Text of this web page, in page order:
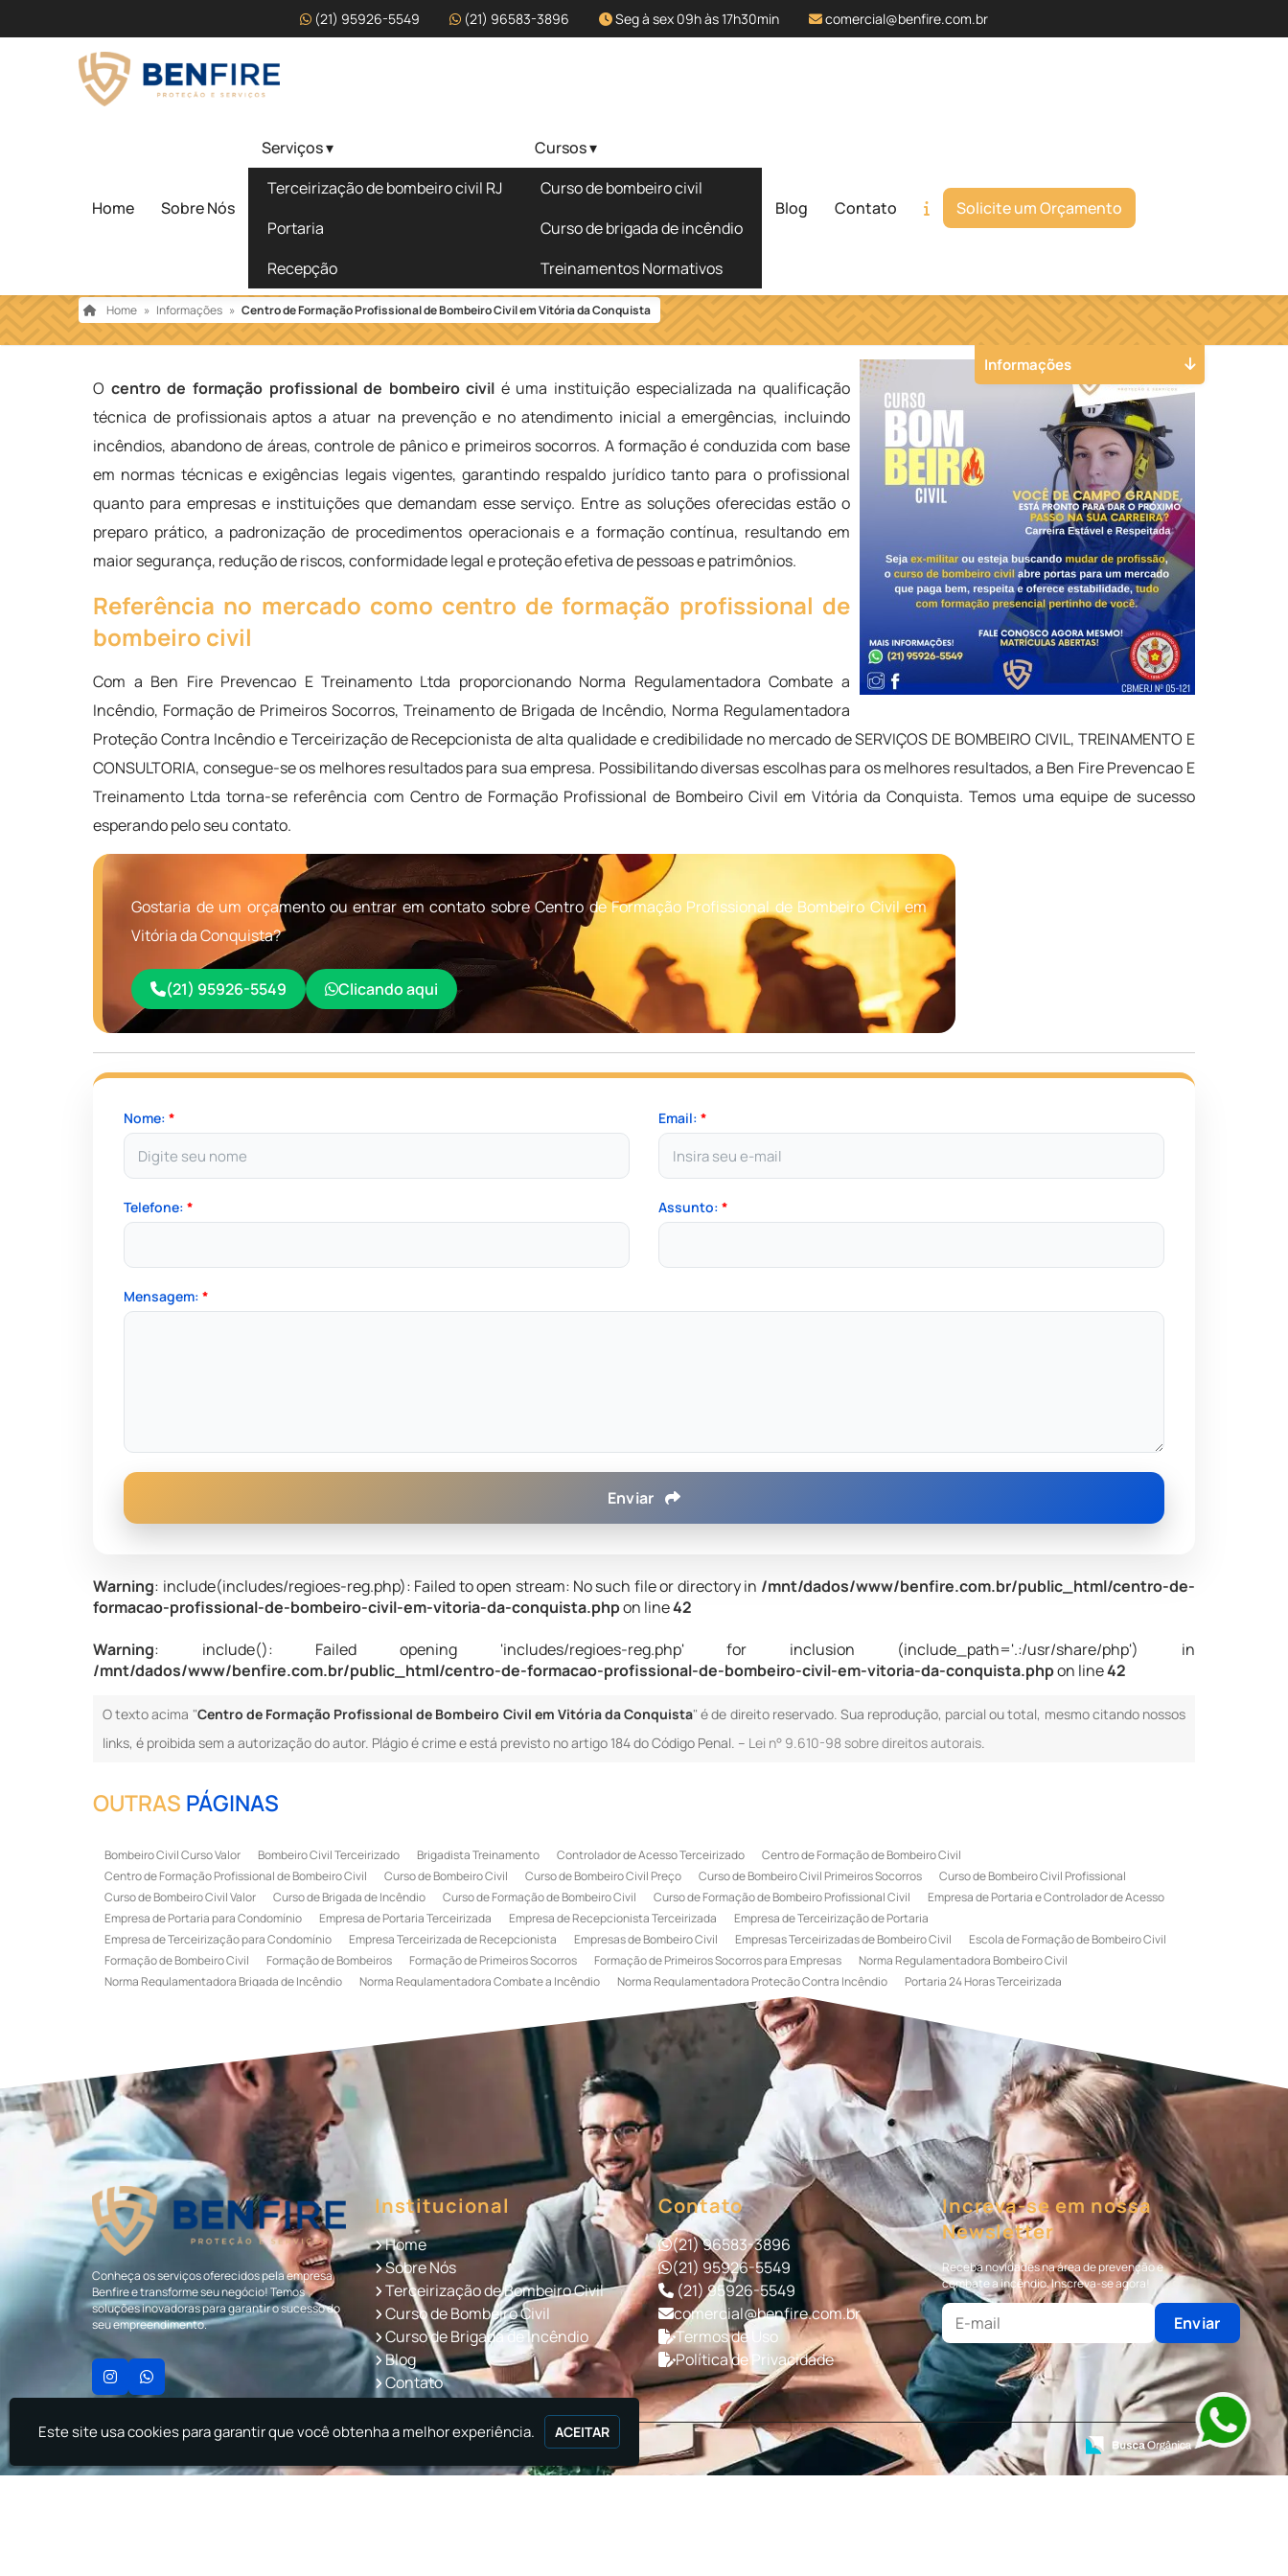
(21) 95926-5549 (21) 96583-3896 Seg à sex 09h às 17h30min comercial@benfire.com.br
Home Sobre Nós
Serviços ▾
Terceirização de bombeiro civil RJ
Portaria
Recepção
Cursos ▾
Curso de bombeiro civil
Curso de brigada de incêndio
Treinamentos Normativos
Blog Contato Solicite um Orçamento
Centro de Formação Profissional de
Bombeiro Civil em Vitória da
Home » Informações » Centro de Formação Profissional de Bombeiro Civil em Vitória da Conquista
O centro de formação profissional de bombeiro civil é uma instituição especializada na qualificação
técnica de profissionais aptos a atuar na prevenção e no atendimento inicial a emergências, incluindo
incêndios, abandono de áreas, controle de pânico e primeiros socorros. A formação é conduzida com base
em normas técnicas e exigências legais vigentes, garantindo respaldo jurídico tanto para o profissional
quanto para empresas e instituições que demandam esse serviço. Entre as soluções oferecidas estão o
preparo prático, a padronização de procedimentos operacionais e a formação contínua, resultando em
maior segurança, redução de riscos, conformidade legal e proteção efetiva de pessoas e patrimônios.
Referência no mercado como centro de formação profissional de
bombeiro civil
Com a Ben Fire Prevencao E Treinamento Ltda proporcionando Norma Regulamentadora Combate a
Incêndio, Formação de Primeiros Socorros, Treinamento de Brigada de Incêndio, Norma Regulamentadora
Proteção Contra Incêndio e Terceirização de Recepcionista de alta qualidade e credibilidade no mercado de SERVIÇOS DE BOMBEIRO CIVIL, TREINAMENTO E
CONSULTORIA, consegue-se os melhores resultados para sua empresa. Possibilitando diversas escolhas para os melhores resultados, a Ben Fire Prevencao E
Treinamento Ltda torna-se referência com Centro de Formação Profissional de Bombeiro Civil em Vitória da Conquista. Temos uma equipe de sucesso
esperando pelo seu contato.
Gostaria de um orçamento ou entrar em contato sobre Centro de Formação Profissional de Bombeiro Civil em
Vitória da Conquista?
(21) 95926-5549 Clicando aqui
Nome:* Email: *
Telefone:* Assunto: *
Mensagem:*
Enviar
Warning: include(includes/regioes-reg.php): Failed to open stream: No such file or directory in /mnt/dados/www/benfire.com.br/public_html/centro-de-
formacao-profissional-de-bombeiro-civil-em-vitoria-da-conquista.phpon line42
Warning: include(): Failed opening 'includes/regioes-reg.php' for inclusion (include_path='.:/usr/share/php') in
/mnt/dados/www/benfire.com.br/public_html/centro-de-formacao-profissional-de-bombeiro-civil-em-vitoria-da-conquista.phpon line42
O texto acima "Centro de Formação Profissional de Bombeiro Civil em Vitória da Conquista" é de direito reservado. Sua reprodução, parcial ou total, mesmo citando nossos
links, é proibida sem a autorização do autor. Plágio é crime e está previsto no artigo 184 do Código Penal. – Lei n° 9.610-98 sobre direitos autorais.
Informações
OUTRAS PÁGINAS
Bombeiro Civil Curso Valor Bombeiro Civil Terceirizado Brigadista Treinamento Controlador de Acesso Terceirizado
Centro de Formação de Bombeiro Civil
Centro de Formação Profissional de Bombeiro Civil
Curso de Bombeiro Civil Curso de Bombeiro Civil Preço Curso de Bombeiro Civil Primeiros Socorros
Curso de Bombeiro Civil Profissional
Curso de Bombeiro Civil Valor
Curso de Brigada de Incêndio Curso de Formação de Bombeiro Civil Curso de Formação de Bombeiro Profissional Civil
Empresa de Portaria e Controlador de Acesso
Empresa de Portaria para Condomínio
Empresa de Portaria Terceirizada Empresa de Recepcionista Terceirizada
Empresa de Terceirização de Portaria
Empresa de Terceirização para Condomínio
Empresa Terceirizada de Recepcionista Empresas de Bombeiro Civil Empresas Terceirizadas de Bombeiro Civil
Escola de Formação de Bombeiro Civil
Formação de Bombeiro Civil
Formação de Bombeiros Formação de Primeiros Socorros Formação de Primeiros Socorros para Empresas
Norma Regulamentadora Bombeiro Civil
Norma Regulamentadora Brigada de Incêndio
Norma Regulamentadora Combate a Incêndio Norma Regulamentadora Proteção Contra Incêndio
Portaria 24 Horas Terceirizada
Serviço de Portaria Remota
Serviço de Portaria Terceirizada
Serviço Especializado em Terceirização de Bombeiro Civil Terceirização de Bombeiro Terceirização de Bombeiro Civil
Terceirização de Portaria
Terceirização de Recepcionista Terceirização de Serviços de Recepcionistas Treinamento de Bombeiro Civil Treinamento de Bombeiros
Treinamento de Brigada
Treinamento de Brigada de Emergência
Treinamento de Brigada de Incêndio Treinamento de Brigada de Incêndio Valor
Treinamento de Brigadista de Incêndio
Treinamento de Combate a Incêndio NR 23
Treinamento de Incêndio Treinamento de Prevenção e Combate a Incêndio
Treinamento de Primeiro Socorros
Treinamento de Primeiros Socorros para CIPA
Treinamento de Primeiros Socorros para Empresas
Conheça os serviços oferecidos pela empresa
Benfire e transforme seu negócio! Temos
soluções inovadoras para garantir o sucesso do
seu empreendimento.
Institucional
Home
Sobre Nós
Terceirização de Bombeiro Civil
Curso de Bombeiro Civil
Curso de Brigada de Incêndio
Blog
Contato
Contato
(21) 96583-3896
(21) 95926-5549
(21) 95926-5549
comercial@benfire.com.br
Termos de Uso
Política de Privacidade
Increva-se em nossa
Newsletter
Receba novidades na área de prevenção e
combate a incêndio. Inscreva-se agora!
Enviar
Este site usa cookies para garantir que você obtenha a melhor experiência. ACEITAR